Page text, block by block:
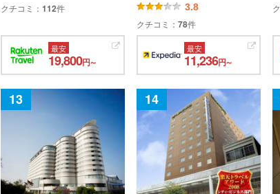
クチコミ： 112件
最安
19,800円～
3.8
クチコミ： 78件
最安
11,236円～
13 14